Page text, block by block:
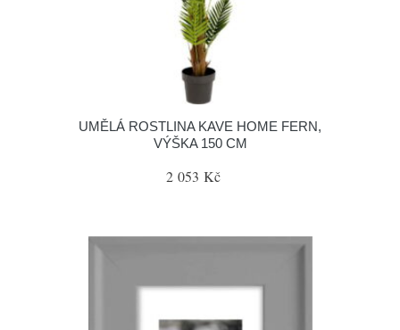
UMĚLÁ ROSTLINA KAVE HOME FERN,
VÝŠKA 150 CM
2 053 Kč